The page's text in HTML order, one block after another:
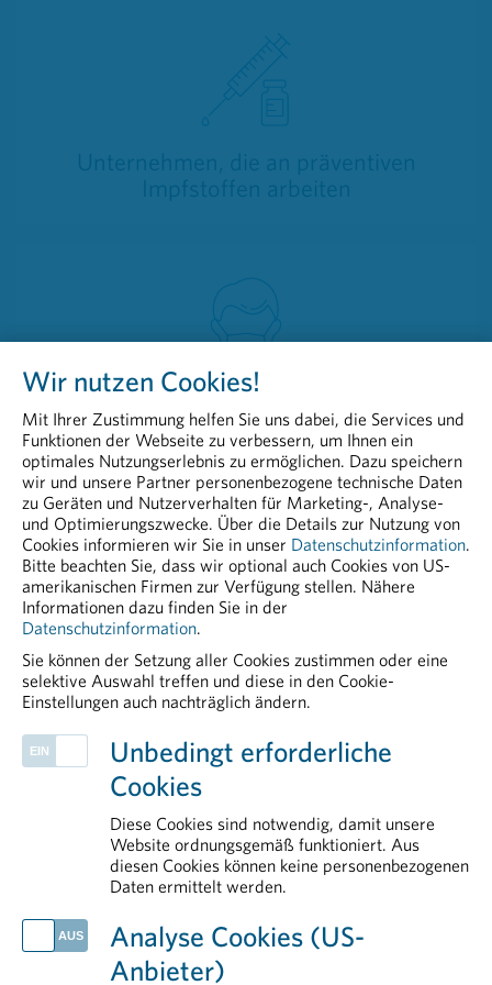
Unternehmen, die an präventiven
Impfstoffen arbeiten
Weitere Beiträge der pharmazeutischen
Industrie zur Bewältigung der
Coronavirus-Pandemie
Mitgliedsunternehmen
Legal & Compliance
Pharmakovigilanz
Arbeitsbereiche
Rare Diseases
Mit gut vorbereiteter Reiseapotheke in einen entspannteren Urlaub
Wir nutzen Cookies!
Mit Ihrer Zustimmung helfen Sie uns dabei, die Services und
Funktionen der Webseite zu verbessern, um Ihnen ein
optimales Nutzungserlebnis zu ermöglichen. Dazu speichern
wir und unsere Partner personenbezogene technische Daten
zu Geräten und Nutzerverhalten für Marketing-, Analyse-
und Optimierungszwecke. Über die Details zur Nutzung von
Cookies informieren wir Sie in unser Datenschutzinformation.
Bitte beachten Sie, dass wir optional auch Cookies von US-
amerikanischen Firmen zur Verfügung stellen. Nähere
Informationen dazu finden Sie in der
Datenschutzinformation.
Sie können der Setzung aller Cookies zustimmen oder eine
selektive Auswahl treffen und diese in den Cookie-
Einstellungen auch nachträglich ändern.
Unbedingt erforderliche
Cookies
Diese Cookies sind notwendig, damit unsere
Website ordnungsgemäß funktioniert. Aus
diesen Cookies können keine personenbezogenen
Daten ermittelt werden.
Analyse Cookies (US-
Anbieter)